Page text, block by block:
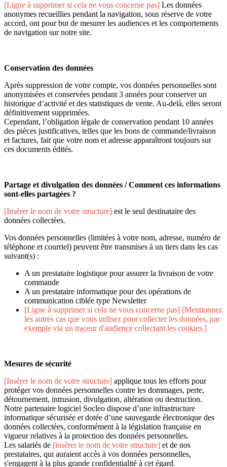
[Ligne à supprimer si cela ne vous concerne pas] Les données
anonymes recueillies pendant la navigation, sous réserve de votre
accord, ont pour but de mesurer les audiences et les comportements
de navigation sur notre site.
Conservation des données
Après suppression de votre compte, vos données personnelles sont
anonymisées et conservées pendant 3 années pour conserver un
historique d’activité et des statistiques de vente. Au-delà, elles seront
définitivement supprimées.
Cependant, l’obligation légale de conservation pendant 10 années
des pièces justificatives, telles que les bons de commande/livraison
et factures, fait que votre nom et adresse apparaîtront toujours sur
ces documents édités.
Partage et divulgation des données / Comment ces informations
sont-elles partagées ?
[Insérer le nom de votre structure] est le seul destinataire des
données collectées.
Vos données personnelles (limitées à votre nom, adresse, numéro de
téléphone et courriel) peuvent être transmises à un tiers dans les cas
suivant(s) :
A un prestataire logistique pour assurer la livraison de votre
commande
A un prestataire informatique pour des opérations de
communication ciblée type Newsletter
[Ligne à supprimer si cela ne vous concerne pas] [Mentionnez
les autres cas que vous utilisez pour collecter les données, par
exemple via un traceur d'audience collectant les cookies.]
Mesures de sécurité
[Insérer le nom de votre structure] applique tous les efforts pour
protéger vos données personnelles contre les dommages, perte,
détournement, intrusion, divulgation, altération ou destruction.
Notre partenaire logiciel Socleo dispose d’une infrastructure
informatique sécurisée et dotée d’une sauvegarde électronique des
données collectées, conformément à la législation française en
vigueur relatives à la protection des données personnelles.
Les salariés de [insérer le nom de votre structure] et de nos
prestataires, qui auraient accès à vos données personnelles,
s'engagent à la plus grande confidentialité à cet égard.